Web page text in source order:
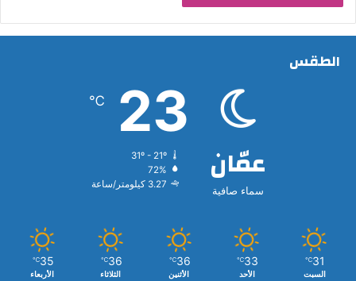
الطقس
عمّان
سماء صافية
23
℃
31º - 21º
72%
3.27 كيلومتر/ساعة
31
℃
السبت
33
℃
الأحد
36
℃
الأثنين
36
℃
الثلاثاء
35
℃
الأربعاء